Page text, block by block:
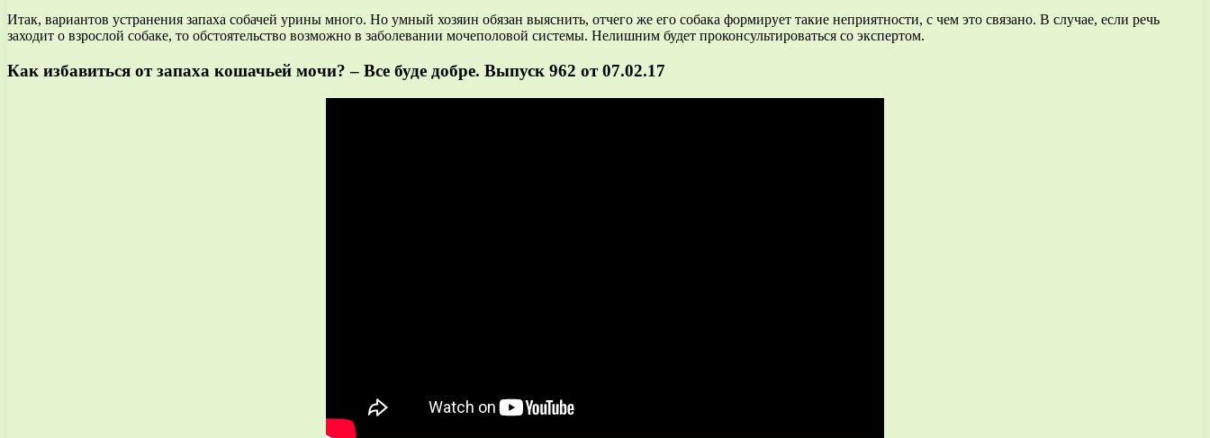
Итак, вариантов устранения запаха собачей урины много. Но умный хозяин обязан выяснить, отчего же его собака формирует такие неприятности, с чем это связано. В случае, если речь
заходит о взрослой собаке, то обстоятельство возможно в заболевании мочеполовой системы. Нелишним будет проконсультироваться со экспертом.
Как избавиться от запаха кошачьей мочи? – Все буде добре. Выпуск 962 от 07.02.17